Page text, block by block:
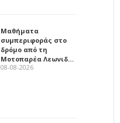
Μαθήματα
συμπεριφοράς στο
δρόμο από τη
Μοτοπαρέα Λεωνιδ…
08-08-2026